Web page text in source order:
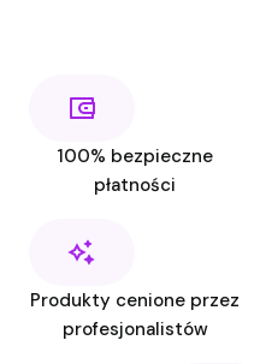
100% bezpieczne
płatności
Produkty cenione przez
profesjonalistów